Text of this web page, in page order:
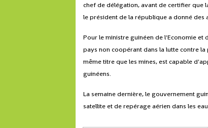
chef de délégation, avant de certifier que
le président de la république a donné des
Pour le ministre guinéen de l'Economie et
pays non coopérant dans la lutte contre
même titre que les mines, est capable
guinéens.
La semaine dernière, le gouvernement
satellite et de repérage aérien dans les